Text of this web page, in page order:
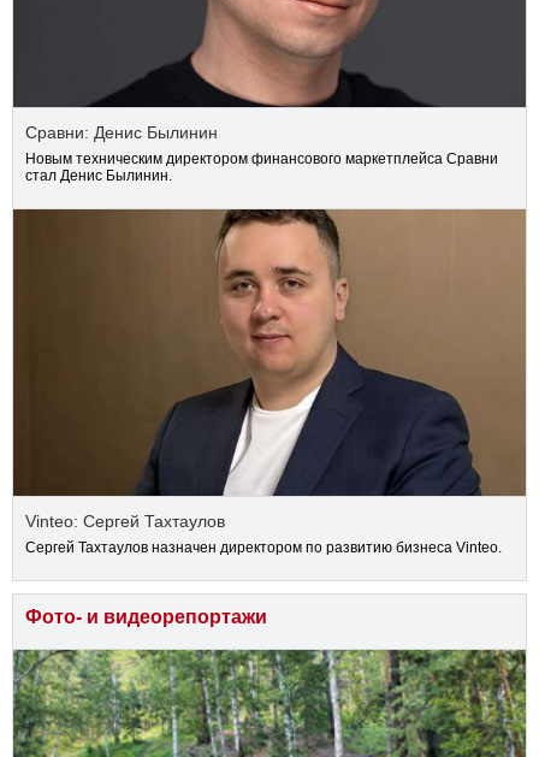
Сравни: Денис Былинин
Новым техническим директором финансового маркетплейса Сравни
стал Денис Былинин.
Vinteo: Сергей Тахтаулов
Сергей Тахтаулов назначен директором по развитию бизнеса Vinteo.
Фото- и видеорепортажи